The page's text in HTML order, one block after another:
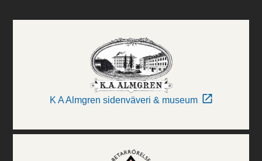
K A Almgren sidenväveri & museum